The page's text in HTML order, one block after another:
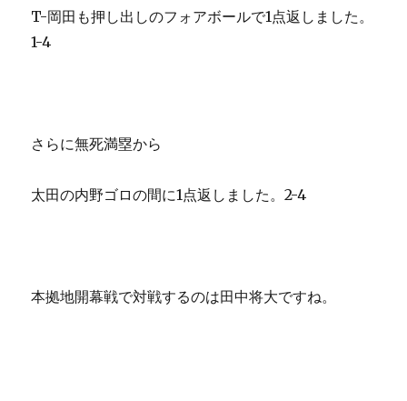
T-岡田も押し出しのフォアボールで1点返しました。
1-4
さらに無死満塁から
太田の内野ゴロの間に1点返しました。2-4
本拠地開幕戦で対戦するのは田中将大ですね。